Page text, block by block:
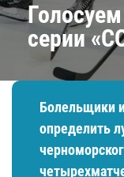
серии
​Болельщики
определить